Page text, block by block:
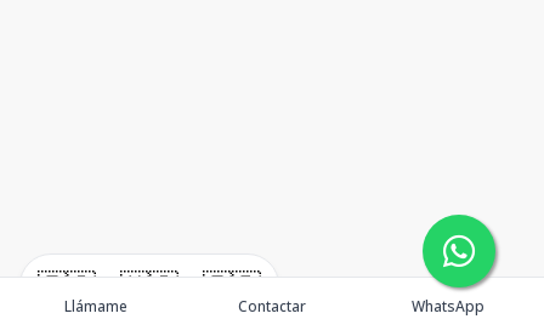
🇪🇸 🇺🇸 🇫🇷
Llámame Contactar WhatsApp